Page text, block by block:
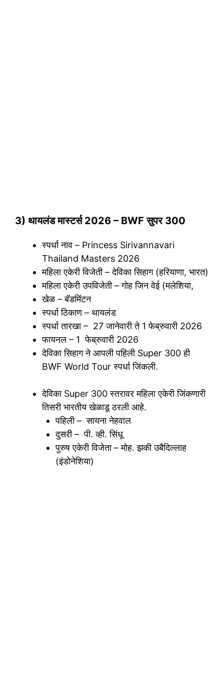
3) थायलंड मास्टर्स 2026 – BWF सुपर 300
स्पर्धा नाव – Princess Sirivannavari
Thailand Masters 2026
महिला एकेरी विजेती – देविका सिहाग (हरियाणा, भारत)
महिला एकेरी उपविजेती – गोह जिन वेई (मलेशिया,
खेळ – बॅडमिंटन
स्पर्धा ठिकाण – थायलंड
स्पर्धा तारखा – 27 जानेवारी ते 1 फेब्रुवारी 2026
फायनल – 1 फेब्रुवारी 2026
देविका सिहाग ने आपली पहिली Super 300 ही
BWF World Tour स्पर्धा जिंकली.
देविका Super 300 स्तरावर महिला एकेरी जिंकणारी
तिसरी भारतीय खेळाडू ठरली आहे.
पहिली – सायना नेहवाल
दुसरी – पी. व्ही. सिंधू
पुरुष एकेरी विजेता – मोह. झकी उबैदिल्लाह
(इंडोनेशिया)